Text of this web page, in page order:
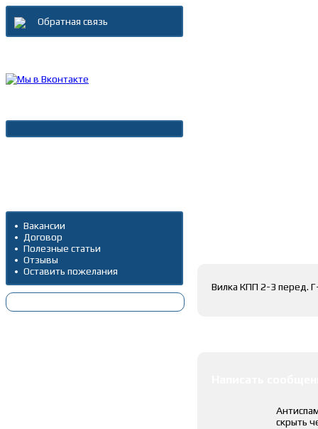
Вилка КПП 2-3 перед.
скрыть
Обратная связь
Вакансии
Договор
Полезные статьи
Отзывы
Оставить пожелания